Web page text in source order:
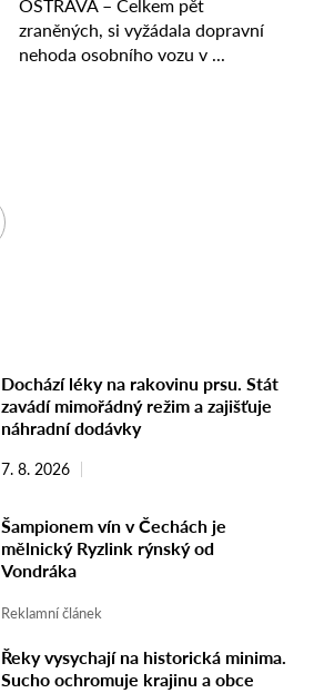
Dochází léky na rakovinu prsu. Stát
zavádí mimořádný režim a zajišťuje
náhradní dodávky
7. 8. 2026
Šampionem vín v Čechách je
mělnický Ryzlink rýnský od
Vondráka
Reklamní článek
Řeky vysychají na historická minima.
Sucho ochromuje krajinu a obce